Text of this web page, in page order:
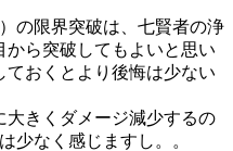
の限界突破は、七賢者の浄
ら突破してもよいと思い
ておくとより後悔は少ない
大きくダメージ減少するの
少なく感じますし。。